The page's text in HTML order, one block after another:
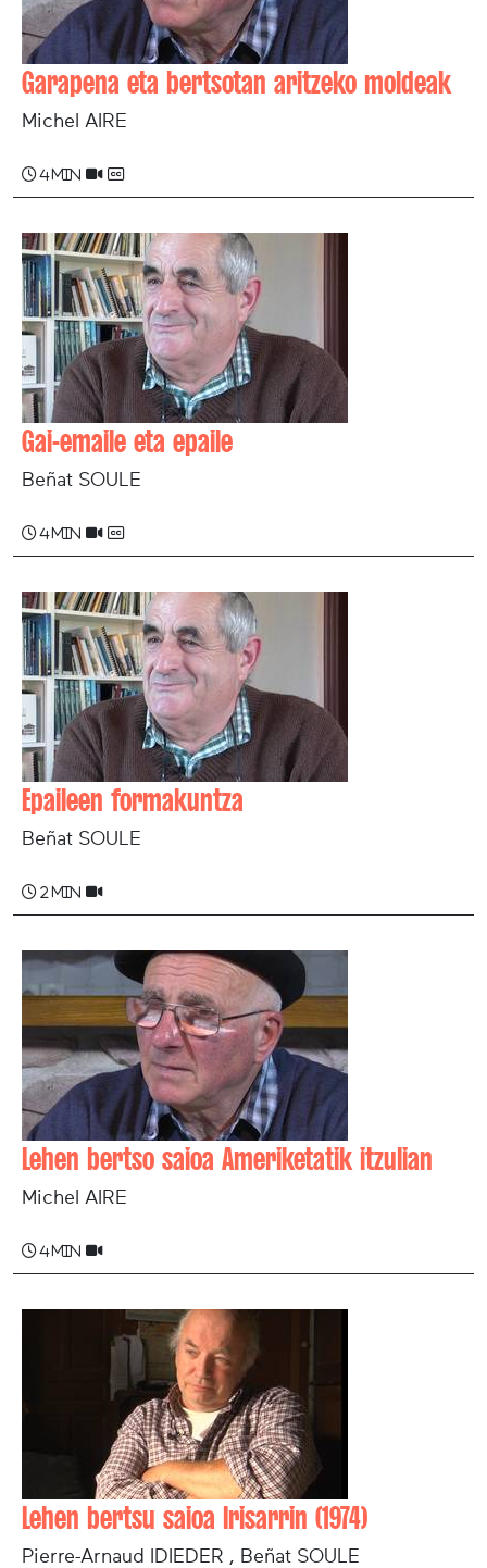
Garapena eta bertsotan aritzeko moldeak
Michel AIRE
4 min
Gai-emaile eta epaile
Beñat SOULE
4 min
Epaileen formakuntza
Beñat SOULE
2 min
Lehen bertso saioa Ameriketatik itzulian
Michel AIRE
4 min
Lehen bertsu saioa Irisarrin (1974)
Pierre-Arnaud IDIEDER , Beñat SOULE